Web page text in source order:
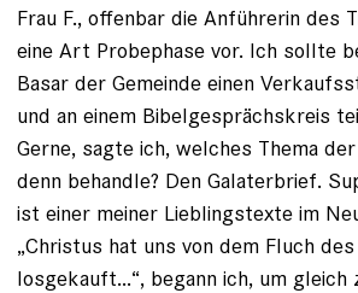
Frau F., offenbar die Anführerin des
eine Art Probephase vor. Ich sollte
Basar der Gemeinde einen
und an einem Bibelgesprächskreis
Gerne, sagte ich, welches Thema
denn behandle? Den Galaterbrief.
ist einer meiner Lieblingstexte im
„Christus hat uns von dem Fluch
losgekauft...“, begann ich, um